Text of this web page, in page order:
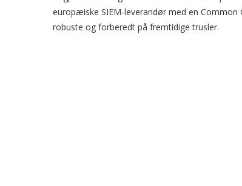
europæiske SIEM-leverandør med en
robuste og forberedt på fremtidige trusler.